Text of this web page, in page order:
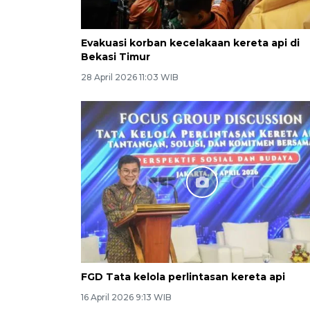
Evakuasi korban kecelakaan kereta api di
Bekasi Timur
28 April 2026 11:03 WIB
FGD Tata kelola perlintasan kereta api
16 April 2026 9:13 WIB